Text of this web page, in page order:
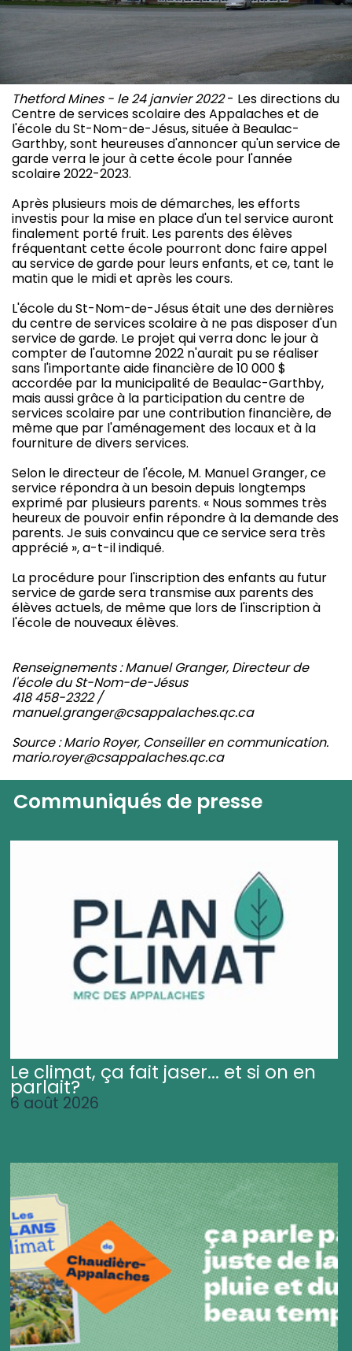
Thetford Mines - le 24 janvier 2022- Les directions du
Centre de services scolaire des Appalaches et de
l'école du St-Nom-de-Jésus, située à Beaulac-
Garthby, sont heureuses d'annoncer qu'un service de
garde verra le jour à cette école pour l'année
scolaire 2022-2023.
Après plusieurs mois de démarches, les efforts
investis pour la mise en place d'un tel service auront
finalement porté fruit. Les parents des élèves
fréquentant cette école pourront donc faire appel
au service de garde pour leurs enfants, et ce, tant le
matin que le midi et après les cours.
L'école du St-Nom-de-Jésus était une des dernières
du centre de services scolaire à ne pas disposer d'un
service de garde. Le projet qui verra donc le jour à
compter de l'automne 2022 n'aurait pu se réaliser
sans l'importante aide financière de 10 000 $
accordée par la municipalité de Beaulac-Garthby,
mais aussi grâce à la participation du centre de
services scolaire par une contribution financière, de
même que par l'aménagement des locaux et à la
fourniture de divers services.
Selon le directeur de l'école, M. Manuel Granger, ce
service répondra à un besoin depuis longtemps
exprimé par plusieurs parents. « Nous sommes très
heureux de pouvoir enfin répondre à la demande des
parents. Je suis convaincu que ce service sera très
apprécié », a-t-il indiqué.
La procédure pour l'inscription des enfants au futur
service de garde sera transmise aux parents des
élèves actuels, de même que lors de l'inscription à
l'école de nouveaux élèves.
Renseignements : Manuel Granger, Directeur de
l'école du St-Nom-de-Jésus
418 458-2322 /
manuel.granger@csappalaches.qc.ca
Source : Mario Royer, Conseiller en communication.
mario.royer@csappalaches.qc.ca
Communiqués de presse
Le climat, ça fait jaser... et si on en
parlait?
6 août 2026